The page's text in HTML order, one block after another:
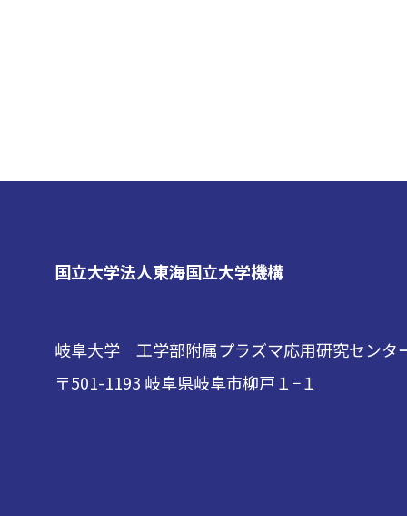
国立大学法人東海国立大学機構
岐阜大学 工学部附属プラズマ応用研究センタ
〒501-1193 岐阜県岐阜市柳戸１−１